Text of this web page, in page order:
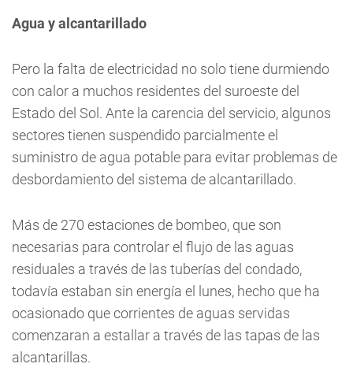
Agua y alcantarillado
Pero la falta de electricidad no solo tiene durmiendo
con calor a muchos residentes del suroeste del
Estado del Sol. Ante la carencia del servicio, algunos
sectores tienen suspendido parcialmente el
suministro de agua potable para evitar problemas de
desbordamiento del sistema de alcantarillado.
Más de 270 estaciones de bombeo, que son
necesarias para controlar el flujo de las aguas
residuales a través de las tuberías del condado,
todavía estaban sin energía el lunes, hecho que ha
ocasionado que corrientes de aguas servidas
comenzaran a estallar a través de las tapas de las
alcantarillas.